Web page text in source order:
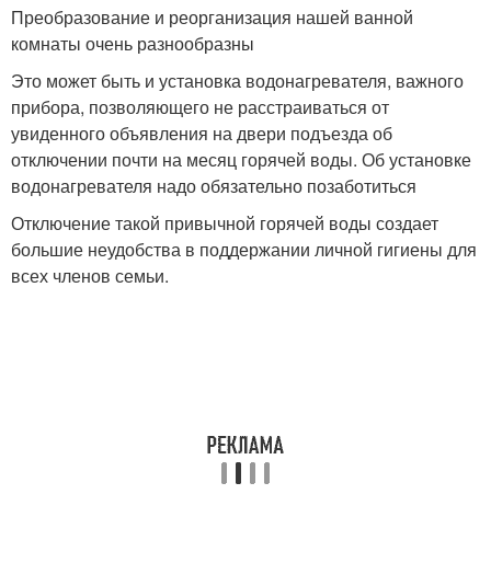
Преобразование и реорганизация нашей ванной
комнаты очень разнообразны
Это может быть и установка водонагревателя, важного
прибора, позволяющего не расстраиваться от
увиденного объявления на двери подъезда об
отключении почти на месяц горячей воды. Об установке
водонагревателя надо обязательно позаботиться
Отключение такой привычной горячей воды создает
большие неудобства в поддержании личной гигиены для
всех членов семьи.